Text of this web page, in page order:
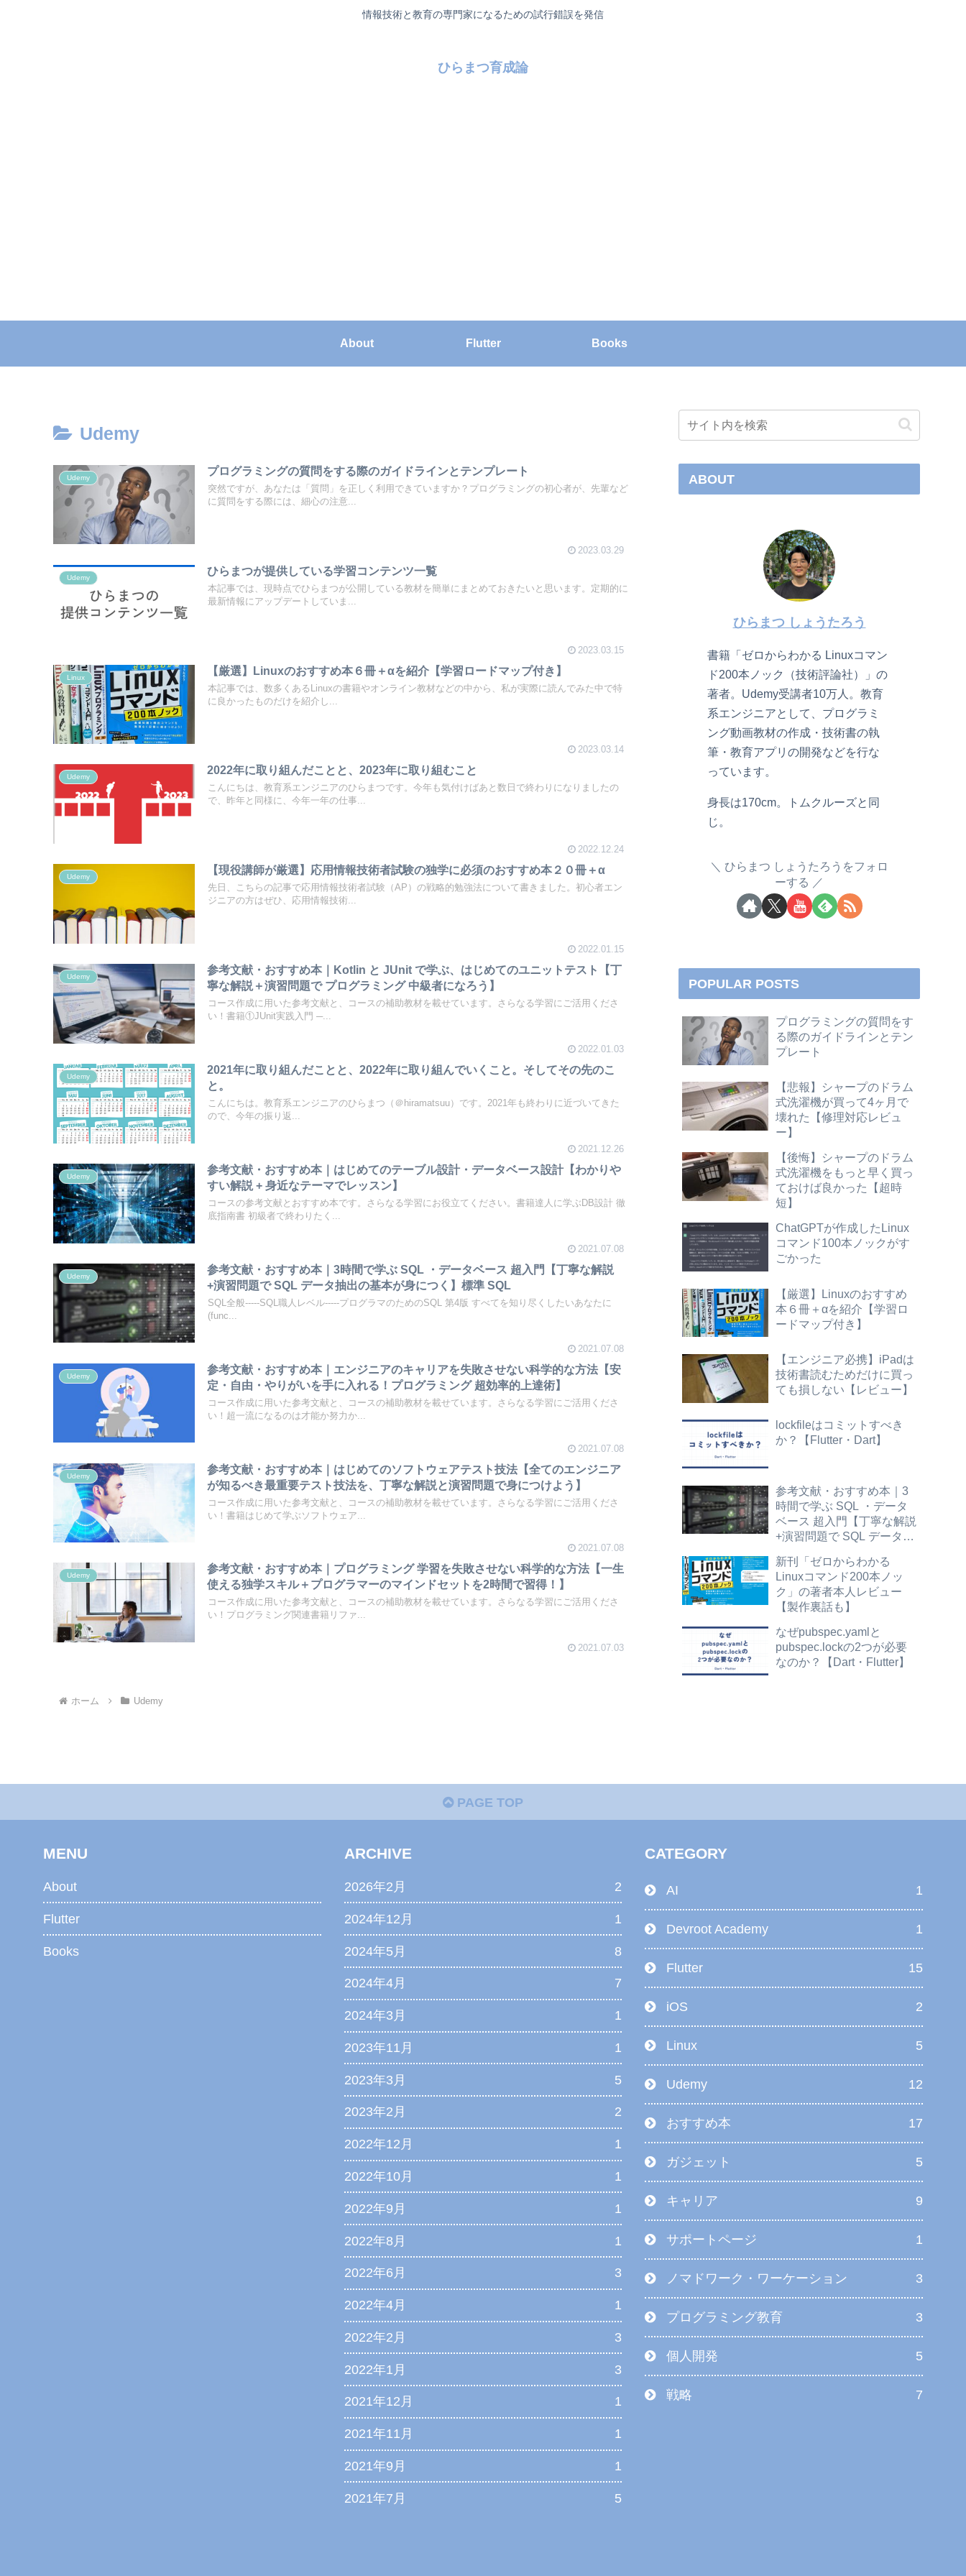
情報技術と教育の専門家になるための試行錯誤を発信
ひらまつ育成論
About Flutter Books
Udemy
Udemy
プログラミングの質問をする際のガイドラインとテンプレート
突然ですが、あなたは「質問」を正しく利用できていますか？プログラミングの初心者が、先輩など
に質問をする際には、細心の注意...
2023.03.29
Udemy
ひらまつが提供している学習コンテンツ一覧
本記事では、現時点でひらまつが公開している教材を簡単にまとめておきたいと思います。定期的に
最新情報にアップデートしていま...
2023.03.15
Linux
【厳選】Linuxのおすすめ本６冊＋αを紹介【学習ロードマップ付き】
本記事では、数多くあるLinuxの書籍やオンライン教材などの中から、私が実際に読んでみた中で特
に良かったものだけを紹介し...
2023.03.14
Udemy
2022年に取り組んだことと、2023年に取り組むこと
こんにちは、教育系エンジニアのひらまつです。今年も気付けばあと数日で終わりになりましたの
で、昨年と同様に、今年一年の仕事...
2022.12.24
Udemy
【現役講師が厳選】応用情報技術者試験の独学に必須のおすすめ本２０冊＋α
先日、こちらの記事で応用情報技術者試験（AP）の戦略的勉強法について書きました。初心者エン
ジニアの方はぜひ、応用情報技術...
2022.01.15
Udemy
参考文献・おすすめ本｜Kotlin と JUnit で学ぶ、はじめてのユニットテスト【丁
寧な解説＋演習問題で プログラミング 中級者になろう】
コース作成に用いた参考文献と、コースの補助教材を載せています。さらなる学習にご活用くださ
い！書籍①JUnit実践入門 ─...
2022.01.03
Udemy
2021年に取り組んだことと、2022年に取り組んでいくこと。そしてその先のこ
と。
こんにちは。教育系エンジニアのひらまつ（＠hiramatsuu）です。2021年も終わりに近づいてきた
ので、今年の振り返...
2021.12.26
Udemy
参考文献・おすすめ本｜はじめてのテーブル設計・データベース設計【わかりや
すい解説 + 身近なテーマでレッスン】
コースの参考文献とおすすめ本です。さらなる学習にお役立てください。書籍達人に学ぶDB設計 徹
底指南書 初級者で終わりたく...
2021.07.08
Udemy
参考文献・おすすめ本｜3時間で学ぶ SQL ・データベース 超入門【丁寧な解説
+演習問題で SQL データ抽出の基本が身につく】標準 SQL
SQL全般-----SQL職人レベル-----プログラマのためのSQL 第4版 すべてを知り尽くしたいあなたに
(func...
2021.07.08
Udemy
参考文献・おすすめ本｜エンジニアのキャリアを失敗させない科学的な方法【安
定・自由・やりがいを手に入れる！プログラミング 超効率的上達術】
コース作成に用いた参考文献と、コースの補助教材を載せています。さらなる学習にご活用くださ
い！超一流になるのは才能か努力か...
2021.07.08
Udemy
参考文献・おすすめ本｜はじめてのソフトウェアテスト技法【全てのエンジニア
が知るべき最重要テスト技法を、丁寧な解説と演習問題で身につけよう】
コース作成に用いた参考文献と、コースの補助教材を載せています。さらなる学習にご活用くださ
い！書籍はじめて学ぶソフトウェア...
2021.07.08
Udemy
参考文献・おすすめ本｜プログラミング 学習を失敗させない科学的な方法【一生
使える独学スキル＋プログラマーのマインドセットを2時間で習得！】
コース作成に用いた参考文献と、コースの補助教材を載せています。さらなる学習にご活用くださ
い！プログラミング関連書籍リファ...
2021.07.03
ホーム Udemy
ABOUT
ひらまつ しょうたろう
書籍「ゼロからわかる Linuxコマン
ド200本ノック（技術評論社）」の
著者。Udemy受講者10万人。教育
系エンジニアとして、プログラミ
ング動画教材の作成・技術書の執
筆・教育アプリの開発などを行な
っています。
身長は170cm。トムクルーズと同
じ。
ひらまつ しょうたろうをフォロ
ーする
POPULAR POSTS
プログラミングの質問をす
る際のガイドラインとテン
プレート
【悲報】シャープのドラム
式洗濯機が買って4ヶ月で
壊れた【修理対応レビュ
ー】
【後悔】シャープのドラム
式洗濯機をもっと早く買っ
ておけば良かった【超時
短】
ChatGPTが作成したLinux
コマンド100本ノックがす
ごかった
【厳選】Linuxのおすすめ
本６冊＋αを紹介【学習ロ
ードマップ付き】
【エンジニア必携】iPadは
技術書読むためだけに買っ
ても損しない【レビュー】
lockfileはコミットすべき
か？【Flutter・Dart】
参考文献・おすすめ本｜3
時間で学ぶ SQL ・データ
ベース 超入門【丁寧な解説
+演習問題で SQL データ抽
SQL
新刊「ゼロからわかる
Linuxコマンド200本ノッ
ク」の著者本人レビュー
【製作裏話も】
なぜpubspec.yamlと
pubspec.lockの2つが必要
なのか？【Dart・Flutter】
PAGE TOP
MENU
About
Flutter
Books
ARCHIVE
2026年2月 2
2024年12月 1
2024年5月 8
2024年4月 7
2024年3月 1
2023年11月 1
2023年3月 5
2023年2月 2
2022年12月 1
2022年10月 1
2022年9月 1
2022年8月 1
2022年6月 3
2022年4月 1
2022年2月 3
2022年1月 3
2021年12月 1
2021年11月 1
2021年9月 1
2021年7月 5
CATEGORY
AI 1
Devroot Academy 1
Flutter 15
iOS 2
Linux 5
Udemy 12
おすすめ本 17
ガジェット 5
キャリア 9
サポートページ 1
ノマドワーク・ワーケーション 3
プログラミング教育 3
個人開発 5
戦略 7